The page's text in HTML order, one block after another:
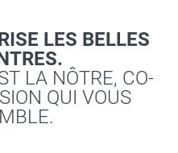
LES BELLES
LA NÔTRE, CO-
QUI VOUS